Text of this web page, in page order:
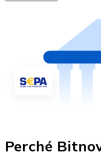
Perché